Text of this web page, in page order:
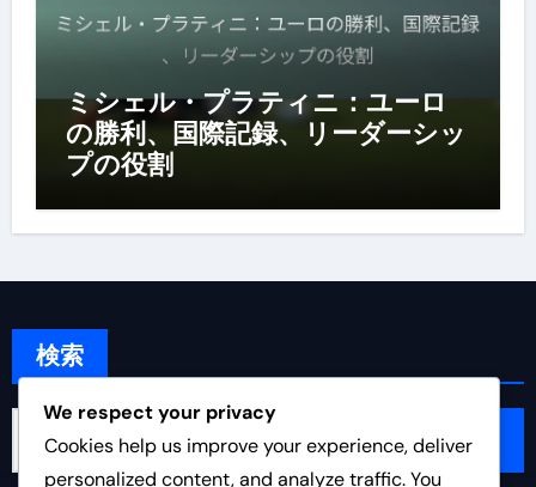
ミシェル・プラティニ：ユーロ
の勝利、国際記録、リーダーシッ
プの役割
検索
Search
We respect your privacy
Cookies help us improve your experience, deliver
personalized content, and analyze traffic. You